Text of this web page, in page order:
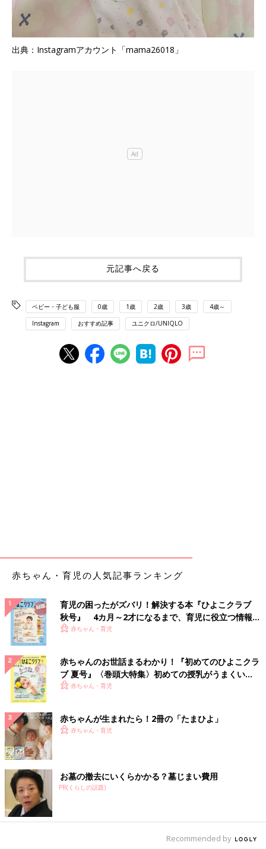
出典：Instagramアカウント「mama26018」
元記事へ戻る
ベビー・子ども服 0歳 1歳 2歳 3歳 4歳～
Instagram おすすめ記事 ユニクロ/UNIQLO
赤ちゃん・育児の人気記事ランキング
育児の困ったがズバリ！解決する本『ひよこクラブ
秋号』 4カ月～2才になるまで、育児に役立つ情報が
いっぱい！
赤ちゃん・育児
赤ちゃんのお世話まるわかり！『初めてのひよこクラ
ブ 夏号』〈巻頭大特集〉初めての授乳がうまくい
く！ おっぱい・ミルクの基本と夏のトラブル 解決テ
赤ちゃん・育児
赤ちゃんが生まれたら！2冊の「たまひよ」
赤ちゃん・育児
お墓の撤去にいくらかかる？墓じまい費用
PR(くらしの話題)
Recommended by